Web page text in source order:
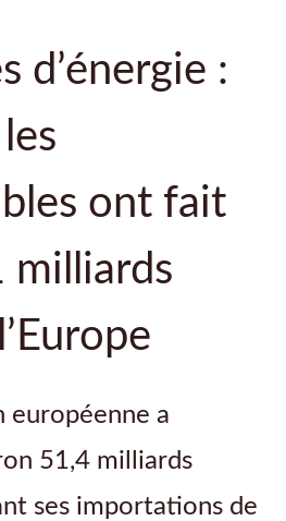
d’énergie :
ont fait
milliards
européenne a
51,4 milliards
ses importations de